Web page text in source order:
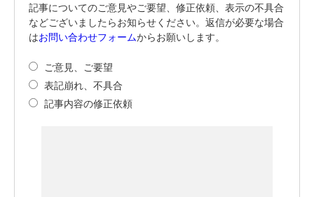
記事についてのご意見やご要望、修正依頼、表示の不具合
などございましたらお知らせください。返信が必要な場合
はお問い合わせフォームからお願いします。
ご意見、ご要望
表記崩れ、不具合
記事内容の修正依頼